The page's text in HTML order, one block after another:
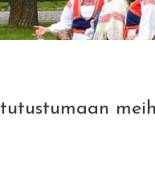
tutustumaan